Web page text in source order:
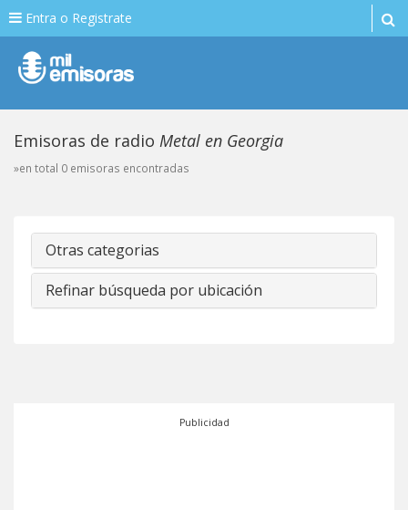
Entra o Registrate
Emisoras de radio Metal en Georgia
»en total 0 emisoras encontradas
Otras categorias
Refinar búsqueda por ubicación
Publicidad